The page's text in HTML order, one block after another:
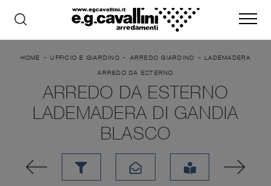
HOME -UFFICIO E GIARDINO - ARREDO GIARDINO - LADEMADERA
ARREDO DA ESTERNO
ARREDO DA ESTERNO
LADEMADERA DI GANDIA
BLASCO